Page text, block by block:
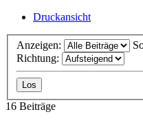
Druckansicht
Anzeigen:
Richtung:
16 Beiträge